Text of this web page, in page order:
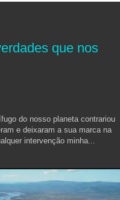
que nos
do nosso planeta contrariou
e deixaram a sua marca na
intervenção minha...